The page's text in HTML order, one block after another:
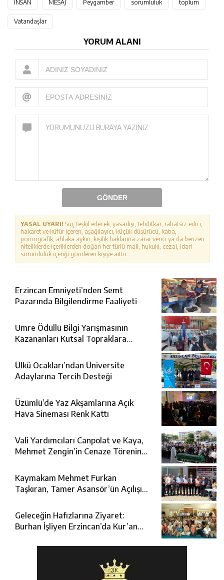
İNSAN MESAJ Peygamber sorumluluk toplum
Vatandaşlar
YORUM ALANI
GÖNDER
YASAL UYARI! Suç teşkil edecek, yasadışı, tehditkar, rahatsız edici,
hakaret ve küfür içeren, aşağılayıcı, küçük düşürücü, kaba,
pornografik, ahlaka aykırı, kişilik haklarına zarar verici ya da benzeri
niteliklerde içeriklerden doğan her türlü mali, hukuki, cezai, idari
sorumluluk içeriği gönderen kişiye aittir.
Erzincan Emniyeti’nden Semt
Pazarında Bilgilendirme Faaliyeti
Umre Ödüllü Bilgi Yarışmasının
Kazananları Kutsal Topraklara
Ülkü Ocakları’ndan Üniversite
Adaylarına Tercih Desteği
Üzümlü’de Yaz Akşamlarına Açık
Hava Sineması Renk Kattı
Vali Yardımcıları Canpolat ve Kaya,
Mehmet Zengin’in Cenaze Törenine
Kaymakam Mehmet Furkan
Taşkıran, Tamer Asansör’ün Açılışına
Geleceğin Hafızlarına Ziyaret:
Burhan İşliyen Erzincan’da Kur’an